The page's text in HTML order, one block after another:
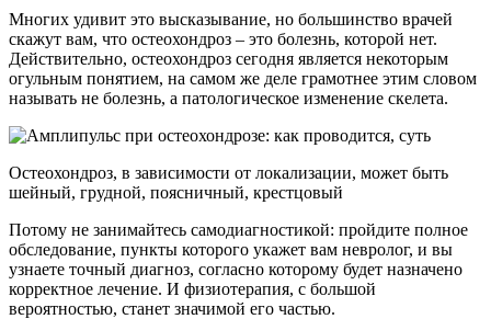
Многих удивит это высказывание, но большинство врачей
скажут вам, что остеохондроз – это болезнь, которой нет.
Действительно, остеохондроз сегодня является некоторым
огульным понятием, на самом же деле грамотнее этим словом
называть не болезнь, а патологическое изменение скелета.
Остеохондроз, в зависимости от локализации, может быть
шейный, грудной, поясничный, крестцовый
Потому не занимайтесь самодиагностикой: пройдите полное
обследование, пункты которого укажет вам невролог, и вы
узнаете точный диагноз, согласно которому будет назначено
корректное лечение. И физиотерапия, с большой
вероятностью, станет значимой его частью.